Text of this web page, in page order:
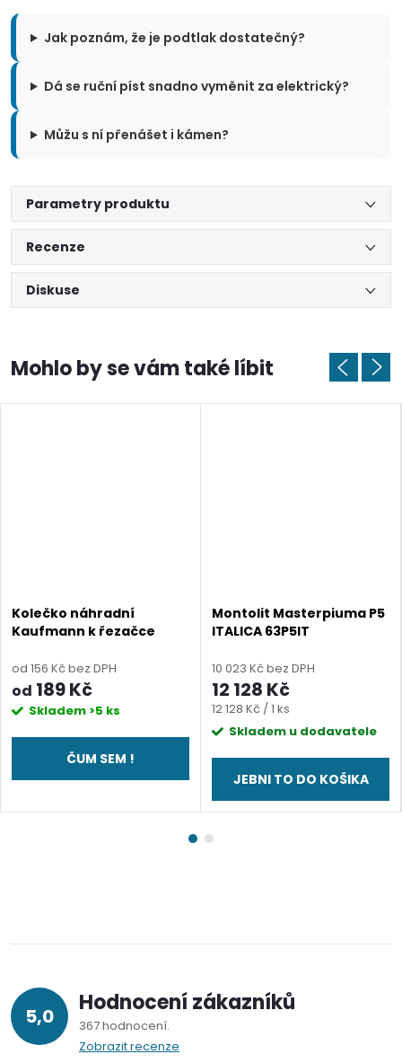
Jak poznám, že je podtlak dostatečný?
Dá se ruční píst snadno vyměnit za elektrický?
Můžu s ní přenášet i kámen?
Parametry produktu
Recenze
Diskuse
Kolečko náhradní
Kaufmann k řezačce
od 156 Kč bez DPH
od 189 Kč
Skladem >5 ks
ČUM SEM !
Montolit Masterpiuma P5
ITALICA 63P5IT
10 023 Kč bez DPH
12 128 Kč
Měrná
cena:
12 128 Kč / 1 ks
Skladem u dodavatele
JEBNI TO DO KOŠIKA
5,0 Hodnocení zákazníků
367 hodnocení
Zobrazit recenze